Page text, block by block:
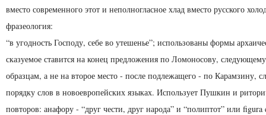
вместо современного этот и неполногласное хлад вместо русского
фразеология:
“в угодность Господу, себе во утешенье”; использованы формы
сказуемое ставится на конец предложения по Ломоносову,
образцам, а не на второе место - после подлежащего - по Карамзину,
порядку слов в новоевропейских языках. Использует Пушкин и
повторов: анафору - “друг чести, друг народа” и “полиптот” или